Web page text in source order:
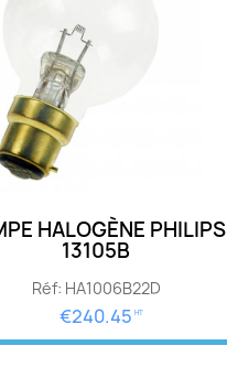
HALOGÈNE PHILIPS
13105B
Réf: HA1006B22D
€240.45 HT